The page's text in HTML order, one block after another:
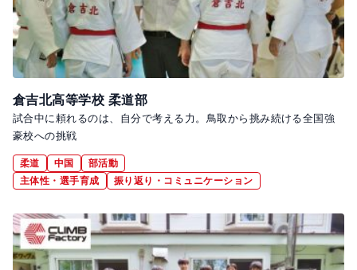
倉吉北高等学校 柔道部
試合中に頼れるのは、自分で考える力。鳥取から挑み続ける全国強
豪校への挑戦
柔道 中国
部活動
主体性・選手育成
振り返り・コミュニケーション